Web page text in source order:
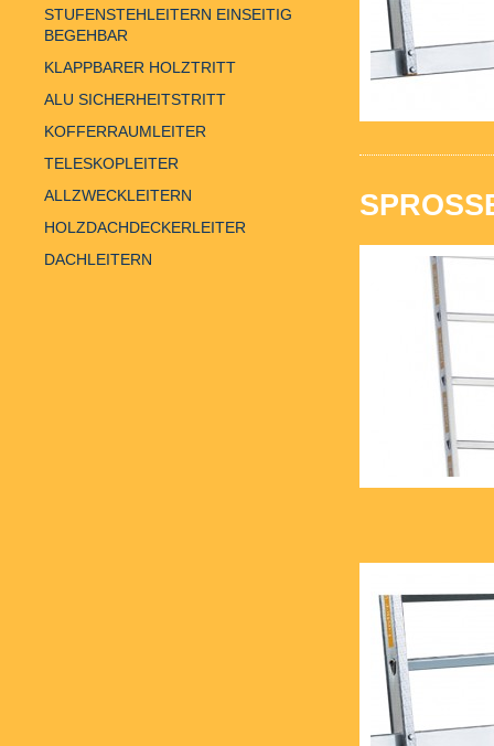
STUFENSTEHLEITERN EINSEITIG
BEGEHBAR
KLAPPBARER HOLZTRITT
ALU SICHERHEITSTRITT
KOFFERRAUMLEITER
TELESKOPLEITER
ALLZWECKLEITERN
HOLZDACHDECKERLEITER
DACHLEITERN